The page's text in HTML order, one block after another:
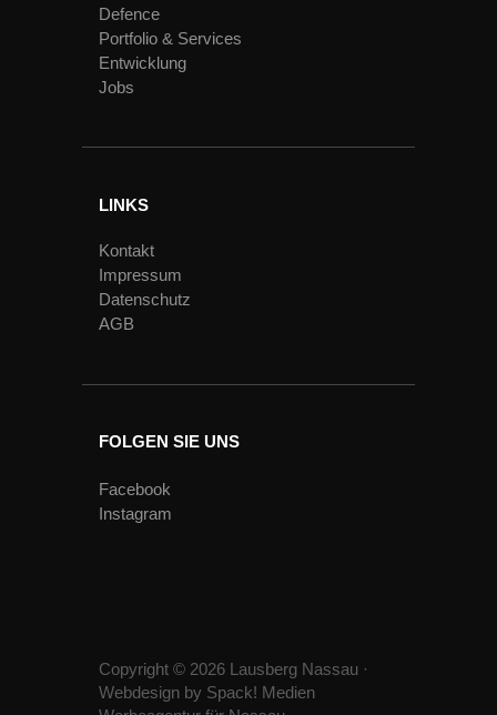
Defence
Portfolio & Services
Entwicklung
Jobs
LINKS
Kontakt
Impressum
Datenschutz
AGB
FOLGEN SIE UNS
Facebook
Instagram
Copyright © 2026 Lausberg Nassau ·
Webdesign by Spack! Medien